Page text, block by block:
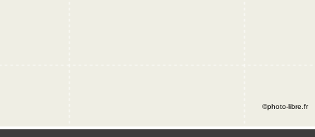
©photo-libre.fr